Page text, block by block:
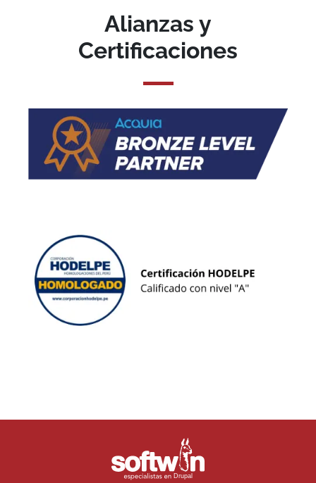
Alianzas y
Certificaciones